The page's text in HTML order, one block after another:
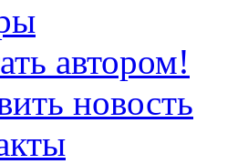
автором!
новость